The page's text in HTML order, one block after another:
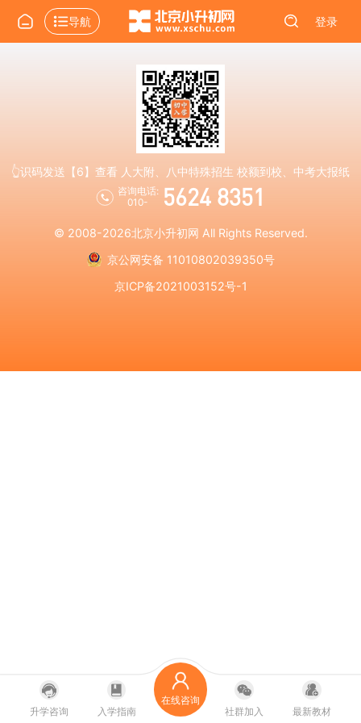
导航 登录
👆识码发送【6】查看 人大附、八中特殊招生 校额到校、中考大报纸
咨询电话:
010-
5624 8351
© 2008-2026北京小升初网 All Rights Reserved.
京公网安备 11010802039350号
京ICP备2021003152号-1
升学咨询 入学指南
在线咨询
社群加入
最新教材